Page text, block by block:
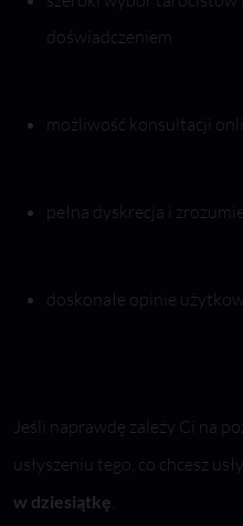
doświadczeniem
możliwość konsultacji
pełna dyskrecja i
doskonałe opinie
Jeśli naprawdę zależy Ci na
usłyszeniu tego, co chcesz
w dziesiątkę.